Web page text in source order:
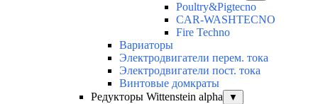
Poultry&Pigtecno
CAR-WASHTECNO
Fire Techno
Вариаторы
Электродвигатели перем. тока
Электродвигатели пост. тока
Винтовые домкраты
Редукторы Wittenstein alpha
▼